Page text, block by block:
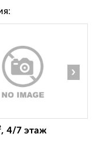
›
4/7 этаж